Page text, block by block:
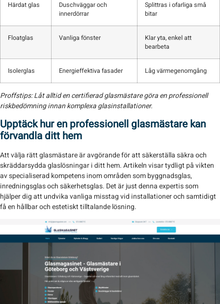
Härdat glas
Duschväggar och
innerdörrar
Splittras i ofarliga små
bitar
Floatglas Vanliga fönster
Klar yta, enkel att
bearbeta
Isolerglas Energieffektiva fasader Låg värmegenomgång
Proffstips:Låt alltid en certifierad glasmästare göra en professionell
riskbedömning innan komplexa glasinstallationer.
Upptäck hur en professionell glasmästare kan
förvandla ditt hem
Att välja rätt glasmästare är avgörande för att säkerställa säkra och
skräddarsydda glaslösningar i ditt hem. Artikeln visar tydligt på vikten
av specialiserad kompetens inom områden som byggnadsglas,
inredningsglas och säkerhetsglas. Det är just denna expertis som
hjälper dig att undvika vanliga misstag vid installationer och samtidigt
få en hållbar och estetiskt tilltalande lösning.